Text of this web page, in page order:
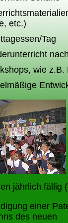
etc.)
Tag
wie z.B.
jährlich fällig
einer
des neuen